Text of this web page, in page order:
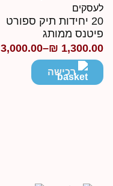
20 יחידות תיק ספורט
ממותג
₪
–
₪3,000.00
רכישה